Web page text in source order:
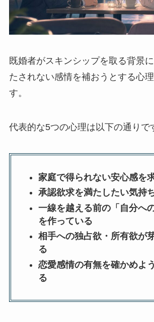
既婚者がスキンシップを取る背景
たされない感情を補おうとする心
す。
代表的な5つの心理は以下の通りで
家庭で得られない安心感を
承認欲求を満たしたい気持
一線を越える前の「自分へ
を作っている
相手への独占欲・所有欲が
る
恋愛感情の有無を確かめよ
る